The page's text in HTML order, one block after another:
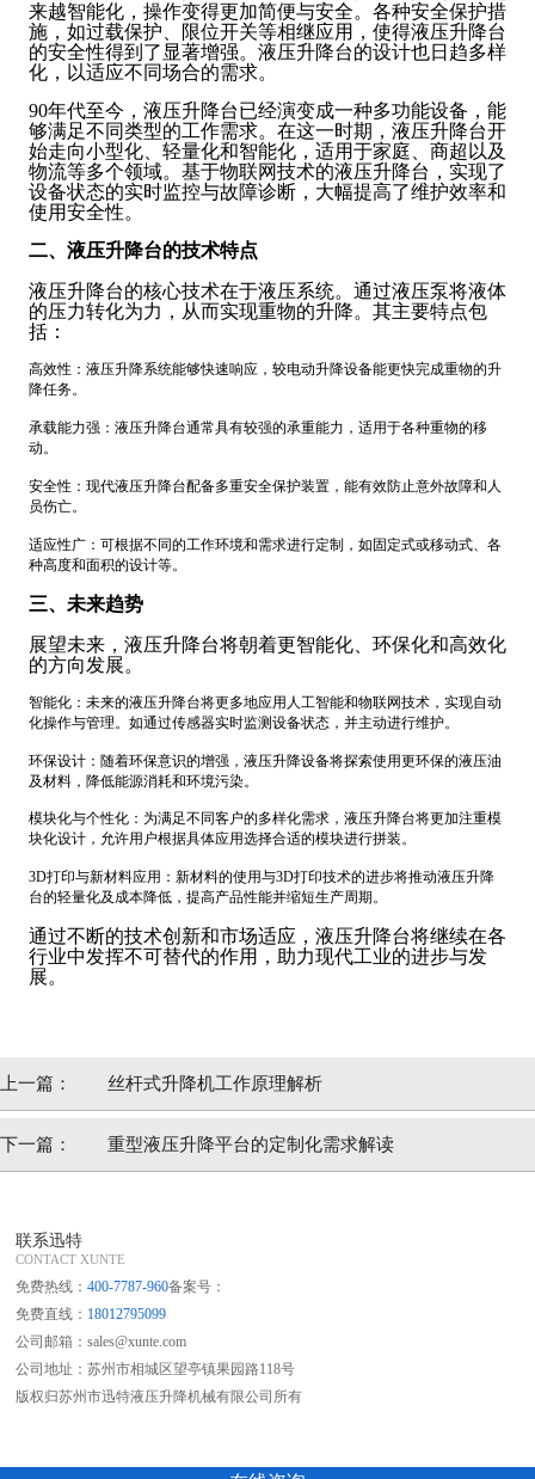
来越智能化，操作变得更加简便与安全。各种安全保护措
施，如过载保护、限位开关等相继应用，使得液压升降台
的安全性得到了显著增强。液压升降台的设计也日趋多样
化，以适应不同场合的需求。
90年代至今，液压升降台已经演变成一种多功能设备，能
够满足不同类型的工作需求。在这一时期，液压升降台开
始走向小型化、轻量化和智能化，适用于家庭、商超以及
物流等多个领域。基于物联网技术的液压升降台，实现了
设备状态的实时监控与故障诊断，大幅提高了维护效率和
使用安全性。
二、液压升降台的技术特点
液压升降台的核心技术在于液压系统。通过液压泵将液体
的压力转化为力，从而实现重物的升降。其主要特点包
括：
高效性：液压升降系统能够快速响应，较电动升降设备能更快完成重物的升
降任务。
承载能力强：液压升降台通常具有较强的承重能力，适用于各种重物的移
动。
安全性：现代液压升降台配备多重安全保护装置，能有效防止意外故障和人
员伤亡。
适应性广：可根据不同的工作环境和需求进行定制，如固定式或移动式、各
种高度和面积的设计等。
三、未来趋势
展望未来，液压升降台将朝着更智能化、环保化和高效化
的方向发展。
智能化：未来的液压升降台将更多地应用人工智能和物联网技术，实现自动
化操作与管理。如通过传感器实时监测设备状态，并主动进行维护。
环保设计：随着环保意识的增强，液压升降设备将探索使用更环保的液压油
及材料，降低能源消耗和环境污染。
模块化与个性化：为满足不同客户的多样化需求，液压升降台将更加注重模
块化设计，允许用户根据具体应用选择合适的模块进行拼装。
3D打印与新材料应用：新材料的使用与3D打印技术的进步将推动液压升降
台的轻量化及成本降低，提高产品性能并缩短生产周期。
通过不断的技术创新和市场适应，液压升降台将继续在各
行业中发挥不可替代的作用，助力现代工业的进步与发
展。
上一篇： 丝杆式升降机工作原理解析
下一篇： 重型液压升降平台的定制化需求解读
联系迅特
CONTACT XUNTE
免费热线：400-7787-960备案号：
免费直线： 18012795099
公司邮箱：sales@xunte.com
公司地址：苏州市相城区望亭镇果园路118号
版权归苏州市迅特液压升降机械有限公司所有